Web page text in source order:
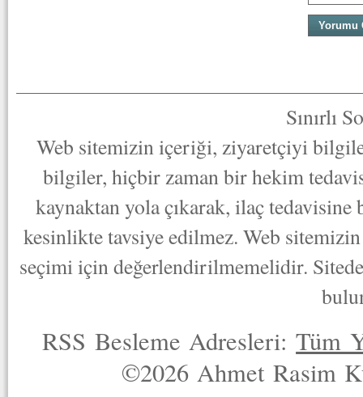
Sınırlı
Web sitemizin içeriği, ziyaretçiyi
bilgiler, hiçbir zaman bir hekim
kaynaktan yola çıkarak, ilaç
kesinlikte tavsiye edilmez. Web
seçimi için değerlendirilmemelidir.
RSS Besleme Adresleri:Tüm
©2026 Ahmet Rasim